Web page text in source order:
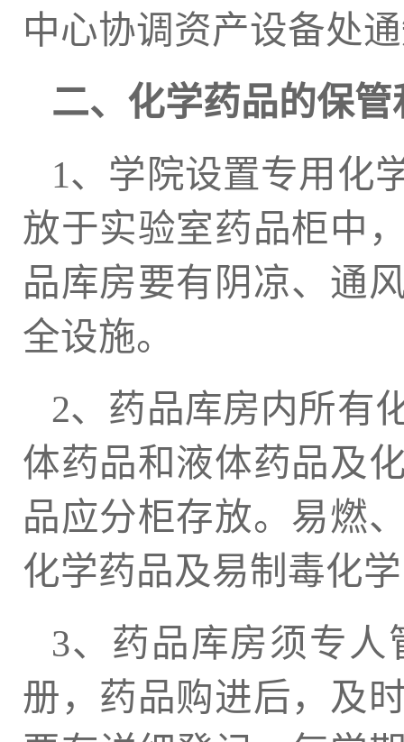
中心协调资产设备处
二、化学药品的保管
1、学院设置专用化
放于实验室药品柜中
品库房要有阴凉、通
全设施。
2、药品库房内所有
体药品和液体药品及
品应分柜存放。易燃
化学药品及易制毒化
3、药品库房须专
册，药品购进后，及